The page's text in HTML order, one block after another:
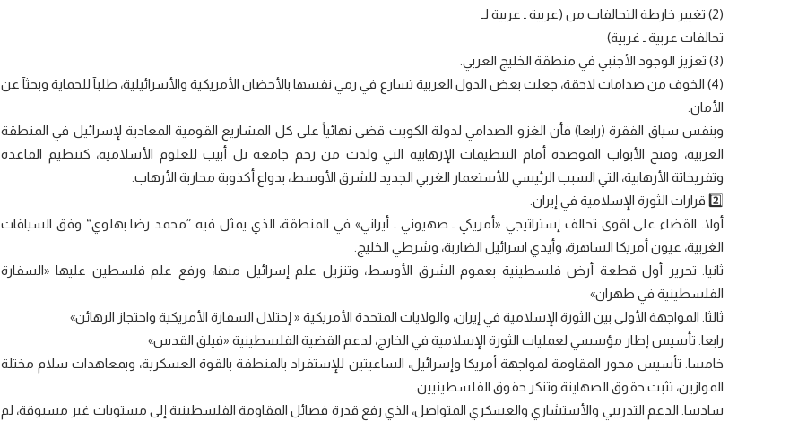
(2) تغيير خارطة التحالفات من (عربية ـ عربية لـ
تحالفات عربية ـ غربية)
(3) تعزيز الوجود الأجنبي في منطقة الخليج العربي.
(4) الخوف من صدامات لاحقة، جعلت بعض الدول العربية تسارع في رمي نفسها بالأحضان الأمريكية والأسرائيلية، طلبآ للحماية وبحثآ عن
الأمان.
وبنفس سياق الفقرة (رابعا) فأن الغزو الصدامي لدولة الكويت قضى نهائياً على كل المشاريع القومية المعادية لإسرائيل في المنطقة
العربية، وفتح الأبواب الموصدة أمام التنظيمات الإرهابية التي ولدت من رحم جامعة تل أبيب للعلوم الأسلامية، كتنظيم القاعدة
وتفريخاتة الأرهابية، التي السبب الرئيسي للأستعمار الغربي الجديد للشرق الأوسط، بدواع أكذوبة محاربة الأرهاب.
2️⃣ قرارات الثورة الإسلامية في إيران.
أولا. القضاء على اقوى تحالف إستراتيجي «أمريكي ـ صهيوني ـ أيراني» في المنطقة، الذي يمثل فيه ”محمد رضا بهلوي“ وفق السياقات
الغربية، عيون أمريكا الساهرة، وأيدي اسرائيل الضاربة، وشرطي الخليج.
ثانيا. تحرير أول قطعة أرض فلسطينية بعموم الشرق الأوسط، وتنزيل علم إسرائيل منها، ورفع علم فلسطين عليها «السفارة
الفلسطينية في طهران»
ثالثا. المواجهة الأولى بين الثورة الإسلامية في إيران، والولايات المتحدة الأمريكية « إحتلال السفارة الأمريكية واحتجاز الرهائن»
رابعا. تأسيس إطار مؤسسي لعمليات الثورة الإسلامية في الخارج، لدعم القضية الفلسطينية «فيلق القدس»
خامسا. تأسيس محور المقاومة لمواجهة أمريكا وإسرائيل، الساعيتين للإستفراد بالمنطقة بالقوة العسكرية، وبمعاهدات سلام مختلة
الموازين، تثبت حقوق الصهاينة وتنكر حقوق الفلسطينيين.
سادسا. الدعم التدريبي والأستشاري والعسكري المتواصل، الذي رفع قدرة فصائل المقاومة الفلسطينية إلى مستويات غير مسبوقة، لم